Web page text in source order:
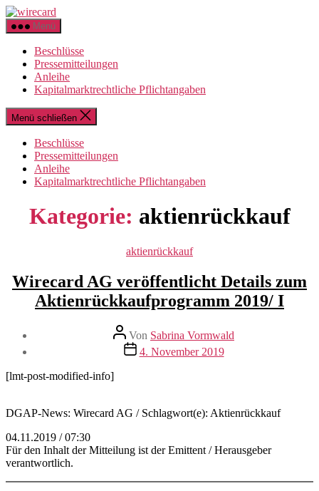
Zum
Inhalt
springen
Menü
Beschlüsse
Pressemitteilungen
Anleihe
Kapitalmarktrechtliche Pflichtangaben
Menü schließen
Beschlüsse
Pressemitteilungen
Anleihe
Kapitalmarktrechtliche Pflichtangaben
Kategorie: aktienrückkauf
Kategorien
aktienrückkauf
Wirecard AG veröffentlicht Details zum
Aktienrückkaufprogramm 2019/ I
Beitragsautor
Von Sabrina Vormwald
Veröffentlichungsdatum
4. November 2019
[lmt-post-modified-info]
DGAP-News: Wirecard AG / Schlagwort(e): Aktienrückkauf
04.11.2019 / 07:30
Für den Inhalt der Mitteilung ist der Emittent / Herausgeber
verantwortlich.